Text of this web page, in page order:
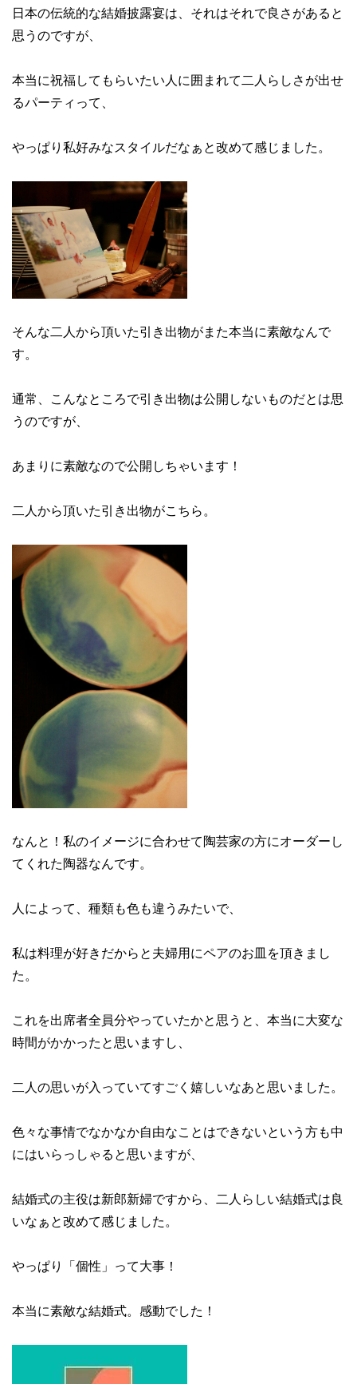
日本の伝統的な結婚披露宴は、それはそれで良さがあると
思うのですが、
本当に祝福してもらいたい人に囲まれて二人らしさが出せ
るパーティって、
やっぱり私好みなスタイルだなぁと改めて感じました。
そんな二人から頂いた引き出物がまた本当に素敵なんで
す。
通常、こんなところで引き出物は公開しないものだとは思
うのですが、
あまりに素敵なので公開しちゃいます！
二人から頂いた引き出物がこちら。
なんと！私のイメージに合わせて陶芸家の方にオーダーし
てくれた陶器なんです。
人によって、種類も色も違うみたいで、
私は料理が好きだからと夫婦用にペアのお皿を頂きまし
た。
これを出席者全員分やっていたかと思うと、本当に大変な
時間がかかったと思いますし、
二人の思いが入っていてすごく嬉しいなあと思いました。
色々な事情でなかなか自由なことはできないという方も中
にはいらっしゃると思いますが、
結婚式の主役は新郎新婦ですから、二人らしい結婚式は良
いなぁと改めて感じました。
やっぱり「個性」って大事！
本当に素敵な結婚式。感動でした！